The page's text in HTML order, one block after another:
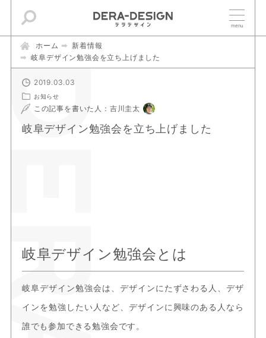
ホーム
新着情報
岐阜デザイン勉強会を立ち上げました
2019.03.03
お知らせ
この記事を書いた人：吉川圭太
岐阜デザイン勉強会を立ち上げました
岐阜デザイン勉強会とは
岐阜デザイン勉強会は、デザインにたずさわる人、デザ
インを勉強したい人など、デザインに興味のある人なら
誰でも参加できる勉強会です。